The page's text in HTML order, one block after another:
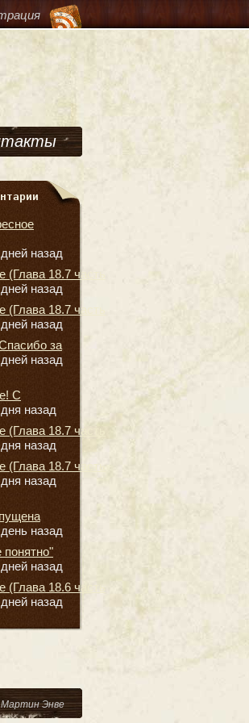
назад
(Глава 18.7 часть
назад
(Глава 18.7 часть
назад
за
назад
С
назад
(Глава 18.7 часть
назад
(Глава 18.7 часть
назад
назад
назад
(Глава 18.6 часть
назад
Мартин Энве